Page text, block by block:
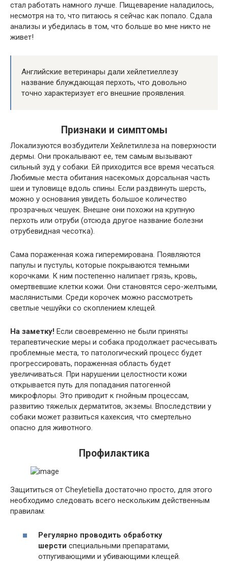
стал работать намного лучше. Пищеварение наладилось,
несмотря на то, что питаюсь я сейчас как попало. Сдала
анализы и убедилась в том, что больше во мне никто не
живет!
Английские ветеринары дали хейлетиеллезу
название блуждающая перхоть, что довольно
точно характеризует его внешние проявления.
Признаки и симптомы
Локализуются возбудители Хейлетиллеза на поверхности
дермы. Они прокалывают ее, тем самым вызывают
сильный зуд у собаки. Ей приходится все время чесаться.
Любимые места обитания насекомых дорсальная часть
шеи и туловище вдоль спины. Если раздвинуть шерсть,
можно у основания увидеть большое количество
прозрачных чешуек. Внешне они похожи на крупную
перхоть или отруби (отсюда другое название болезни
отрубевидная чесотка).
Сама пораженная кожа гиперемирована. Появляются
папулы и пустулы, которые покрываются темными
корочками. К ним постепенно налипает грязь, кровь,
омертвевшие клетки кожи. Они становятся серо-желтыми,
маслянистыми. Среди корочек можно рассмотреть
светлые чешуйки со скоплением клещей.
На заметку! Если своевременно не были приняты
терапевтические меры и собака продолжает расчесывать
проблемные места, то патологический процесс будет
прогрессировать, пораженная область будет
увеличиваться. При нарушении целостности кожи
открывается путь для попадания патогенной
микрофлоры. Это приводит к гнойным процессам,
развитию тяжелых дерматитов, экземы. Впоследствии у
собаки может развиться кахексия, что смертельно
опасно для животного.
Профилактика
Защититься от Cheyletiella достаточно просто, для этого
необходимо следовать всего нескольким действенным
правилам:
Регулярно проводить обработку
шерсти специальными препаратами,
отпугивающими и убивающими клещей.